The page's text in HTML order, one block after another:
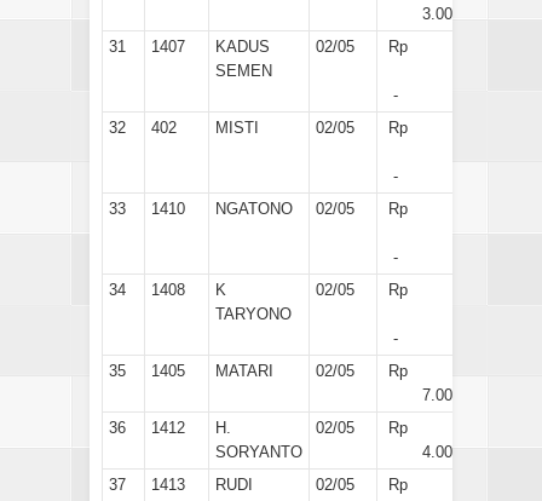
3.000
31
1407
KADUS
SEMEN
02/05 Rp
-
32
402 MISTI 02/05 Rp
-
33
1410 NGATONO 02/05 Rp
-
34
1408
K
TARYONO
02/05 Rp
-
35
1405 MATARI 02/05
Rp
7.000
36
1412
H.
SORYANTO
02/05
Rp
4.000
37
1413 RUDI 02/05 Rp